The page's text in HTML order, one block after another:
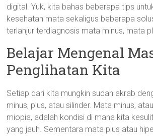
digital. Yuk, kita bahas beberapa tips
kesehatan mata sekaligus beberapa
terlanjur terdiagnosis mata minus, mata
Belajar Mengenal
Penglihatan Kita
Setiap dari kita mungkin sudah akrab
minus, plus, atau silinder. Mata minus,
miopia, adalah kondisi di mana kita
yang jauh. Sementara mata plus atau